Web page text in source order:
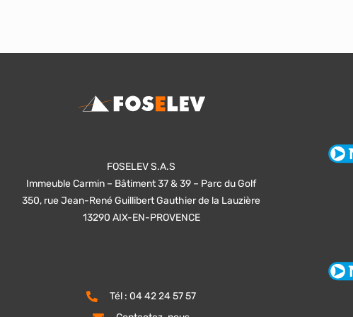
FOSELEV S.A.S
Immeuble Carmin – Bâtiment 37 & 39 – Parc du Golf
350, rue Jean-René Guillibert Gauthier de la Lauzière
13290 AIX-EN-PROVENCE
Tél : 04 42 24 57 57